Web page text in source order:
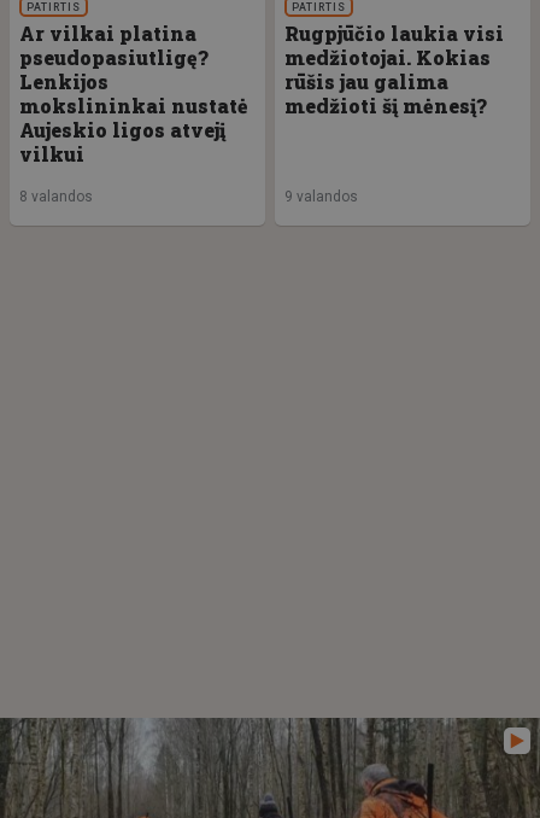
PATIRTIS
Ar vilkai platina
pseudopasiutligę?
Lenkijos
mokslininkai nustatė
Aujeskio ligos atvejį
vilkui
8 valandos
PATIRTIS
Rugpjūčio laukia visi
medžiotojai. Kokias
rūšis jau galima
medžioti šį mėnesį?
9 valandos